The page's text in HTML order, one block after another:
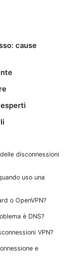
cause
disconnessioni
uso una
o OpenVPN?
è DNS?
VPN?
e